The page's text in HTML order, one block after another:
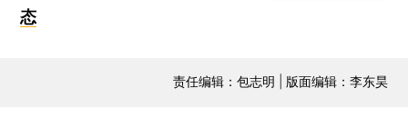
态
责任编辑：包志明 | 版面编辑：李东昊